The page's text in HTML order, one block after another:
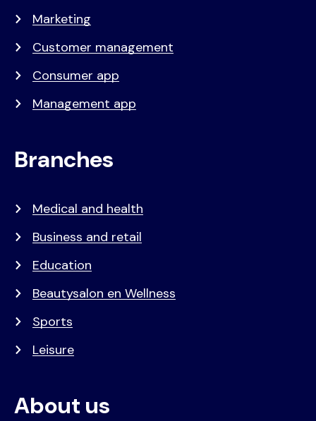
Marketing
Customer management
Consumer app
Management app
Branches
Medical and health
Business and retail
Education
Beautysalon en Wellness
Sports
Leisure
About us